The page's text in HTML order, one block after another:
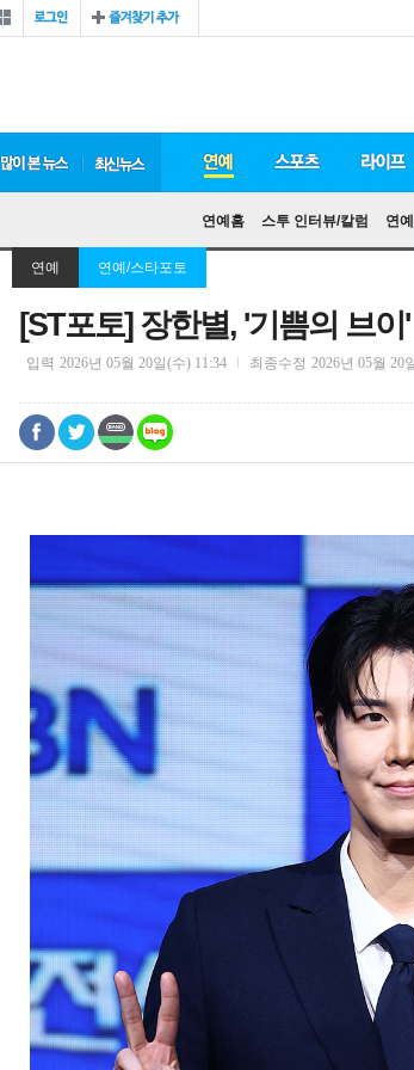
로그 즐겨찾기
많이 본 뉴스 최신 뉴스 연예
연예홈 스투 인터뷰/칼럼 연
스포츠 라이프
연예 연예/스타포토
[ST포토] 장한별, '기쁨의 브이'
입력 2026년 05월 20일(수) 11:34 최종수정 2026년 05월 20
페이 트위 밴드 네이
댓글
0